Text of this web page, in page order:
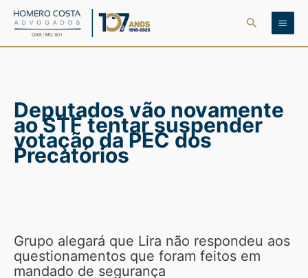
para
Pesquisar
Deputados vão novamente
ao STF tentar suspender
votação da PEC dos
Precatórios
Grupo alegará que Lira não respondeu aos
questionamentos que foram feitos em
mandado de segurança